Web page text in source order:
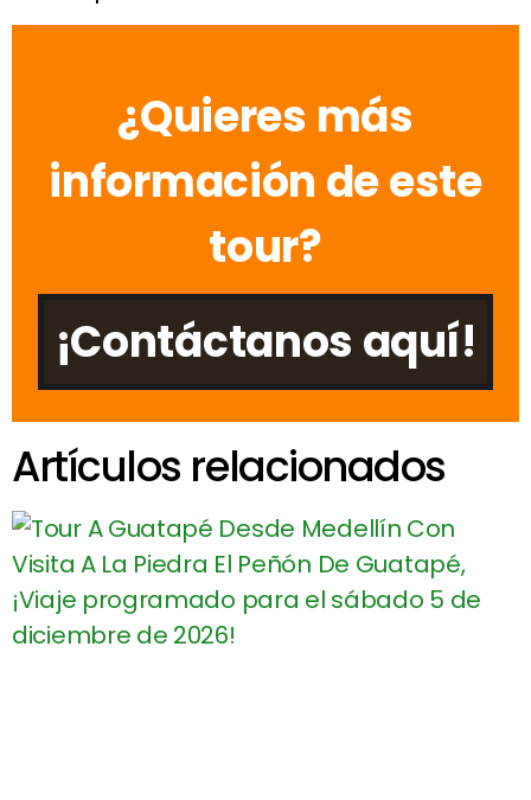
¿Quieres más
información de este
tour?
¡Contáctanos aquí!
Artículos relacionados